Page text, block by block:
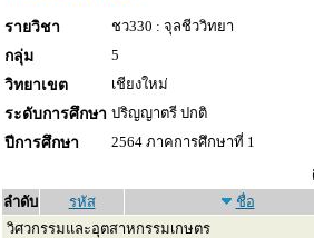
รายวิชา
ชว330 : จุลชีววิทยา
กลุ่ม
5
วิทยาเขต
เชียงใหม่
ระดับการศึกษา ปริญญาตรี ปกติ
ปีการศึกษา
2564 ภาคการศึกษาที่ 1
ลำดับ
รหัส ชื่อ
วิศวกรรมและอุตสาหกรรมเกษตร